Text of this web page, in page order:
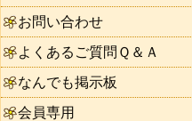
お問い合わせ
よくあるご質問Ｑ＆Ａ
なんでも掲示板
会員専用